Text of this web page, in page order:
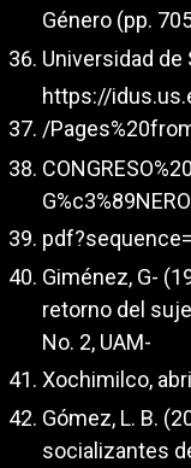
Género (pp.
Universidad de
https://
/
Giménez, G-
retorno del
No. 2, UAM-
Xochimilco,
Gómez, L. B.
socializantes